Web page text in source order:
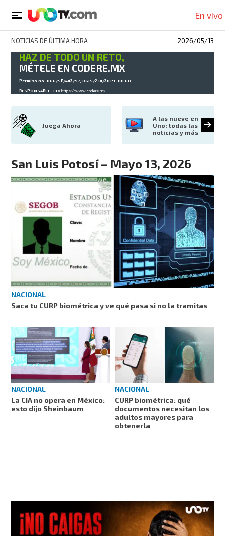
En vivo
NOTICIAS DE ÚLTIMA HORA 2026/05/13
HAZ DE TODO UN RETO,
MÉTELE EN CODERE.MX
Permiso no. DGG/SP/442/97, DGJS/234/2019. JUEGO
RESPONSABLE. +18https://www.codere.mx
Juega Ahora
A las nueve en
Uno: todas las
noticias y más
San Luis Potosí – Mayo 13, 2026
NACIONAL
Saca tu CURP biométrica y ve qué pasa si no la tramitas
NACIONAL
La CIA no opera en México:
esto dijo Sheinbaum
NACIONAL
CURP biométrica: qué
documentos necesitan los
adultos mayores para
obtenerla